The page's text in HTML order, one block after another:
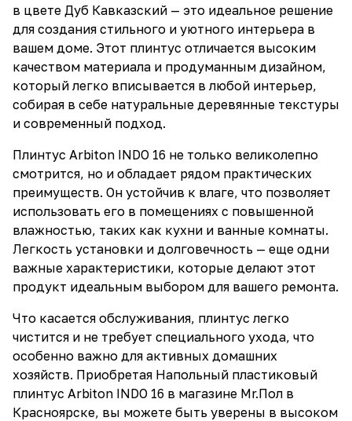
в цвете Дуб Кавказский — это идеальное решение
для создания стильного и уютного интерьера в
вашем доме. Этот плинтус отличается высоким
качеством материала и продуманным дизайном,
который легко вписывается в любой интерьер,
собирая в себе натуральные деревянные текстуры
и современный подход.
Плинтус Arbiton INDO 16 не только великолепно
смотрится, но и обладает рядом практических
преимуществ. Он устойчив к влаге, что позволяет
использовать его в помещениях с повышенной
влажностью, таких как кухни и ванные комнаты.
Легкость установки и долговечность — еще одни
важные характеристики, которые делают этот
продукт идеальным выбором для вашего ремонта.
Что касается обслуживания, плинтус легко
чистится и не требует специального ухода, что
особенно важно для активных домашних
хозяйств. Приобретая Напольный пластиковый
плинтус Arbiton INDO 16 в магазине Mr.Пол в
Красноярске, вы можете быть уверены в высоком